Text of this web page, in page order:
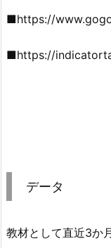
■https://
■https://
データ
教材として直近3か